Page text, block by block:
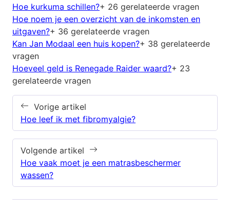
Hoe kurkuma schillen?+ 26 gerelateerde vragen
Hoe noem je een overzicht van de inkomsten en
uitgaven?+ 36 gerelateerde vragen
Kan Jan Modaal een huis kopen?+ 38 gerelateerde
vragen
Hoeveel geld is Renegade Raider waard?+ 23
gerelateerde vragen
Vorige artikel
Hoe leef ik met fibromyalgie?
Volgende artikel
Hoe vaak moet je een matrasbeschermer
wassen?